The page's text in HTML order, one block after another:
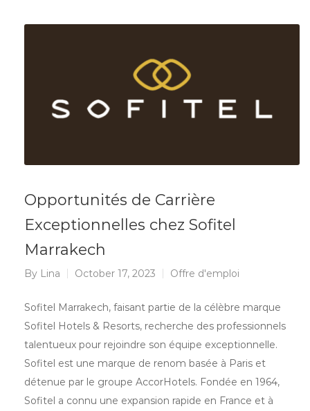
Opportunités de Carrière
Exceptionnelles chez Sofitel
Marrakech
By Lina October 17, 2023 Offre d'emploi
Sofitel Marrakech, faisant partie de la célèbre marque
Sofitel Hotels & Resorts, recherche des professionnels
talentueux pour rejoindre son équipe exceptionnelle.
Sofitel est une marque de renom basée à Paris et
détenue par le groupe AccorHotels. Fondée en 1964,
Sofitel a connu une expansion rapide en France et à